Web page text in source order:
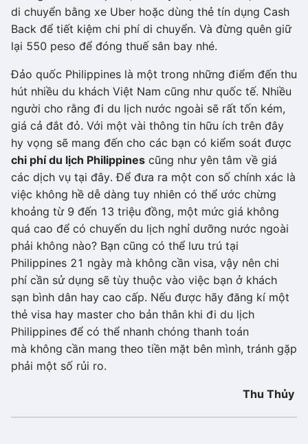
di chuyển bằng xe Uber hoặc dùng thẻ tín dụng Cash
Back để tiết kiệm chi phí di chuyển. Và đừng quên giữ
lại 550 peso để đóng thuế sân bay nhé.
Đảo quốc Philippines là một trong những điểm đến thu
hút nhiều du khách Việt Nam cũng như quốc tế. Nhiều
người cho rằng đi du lịch nước ngoài sẽ rất tốn kém,
giá cả đắt đỏ. Với một vài thông tin hữu ích trên đây
hy vọng sẽ mang đến cho các bạn có kiểm soát được
chi phí du lịch Philippines cũng như yên tâm về giá
các dịch vụ tại đây. Để đưa ra một con số chính xác là
việc không hề dễ dàng tuy nhiên có thể ước chừng
khoảng từ 9 đến 13 triệu đồng, một mức giá không
quá cao để có chuyến du lịch nghỉ dưỡng nước ngoài
phải không nào? Bạn cũng có thể lưu trú tại
Philippines 21 ngày mà không cần visa, vậy nên chi
phí cần sử dụng sẽ tùy thuộc vào việc bạn ở khách
sạn bình dân hay cao cấp. Nếu được hãy đăng kí một
thẻ visa hay master cho bản thân khi đi du lịch
Philippines để có thể nhanh chóng thanh toán
mà không cần mang theo tiền mặt bên mình, tránh gặp
phải một số rủi ro.
Thu Thủy